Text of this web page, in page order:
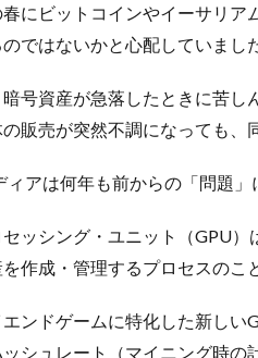
にビットコインやイーサリ
ではないかと心配していまし
号資産が急落したときに苦し
販売が突然不調になっても、
アは何年も前からの「問題
ッシング・ユニット（GPU
作成・管理するプロセスのこ
ンドゲームに特化した新し
シュレート（マイニング時